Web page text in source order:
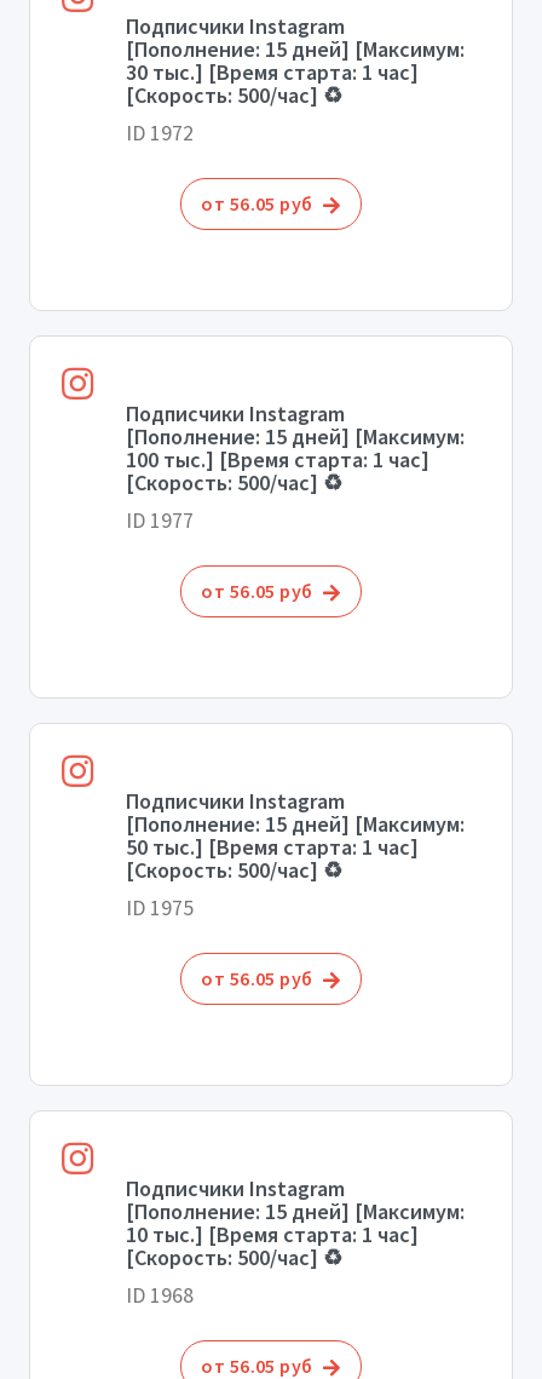
Подписчики Instagram
[Пополнение: 15 дней] [Максимум:
30 тыс.] [Время старта: 1 час]
[Скорость: 500/час] ♻️
ID 1972
от 56.05 руб
Подписчики Instagram
[Пополнение: 15 дней] [Максимум:
100 тыс.] [Время старта: 1 час]
[Скорость: 500/час] ♻️
ID 1977
от 56.05 руб
Подписчики Instagram
[Пополнение: 15 дней] [Максимум:
50 тыс.] [Время старта: 1 час]
[Скорость: 500/час] ♻️
ID 1975
от 56.05 руб
Подписчики Instagram
[Пополнение: 15 дней] [Максимум:
10 тыс.] [Время старта: 1 час]
[Скорость: 500/час] ♻️
ID 1968
от 56.05 руб